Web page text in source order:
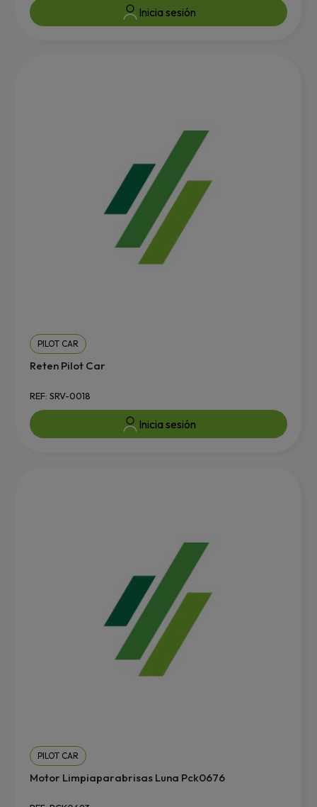
Inicia sesión
PILOT CAR
Reten Pilot Car
REF: SRV-0018
Inicia sesión
PILOT CAR
Motor Limpiaparabrisas Luna Pck0676